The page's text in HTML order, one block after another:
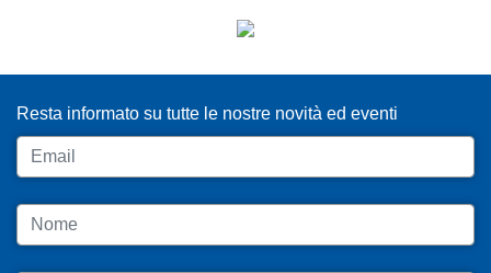
Resta informato su tutte le nostre novità ed eventi
Email
Nome